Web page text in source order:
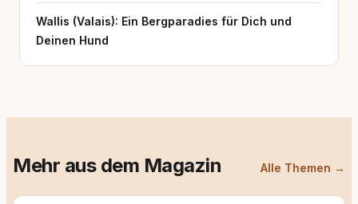
Wallis (Valais): Ein Bergparadies für Dich und
Deinen Hund
Mehr aus dem Magazin Alle Themen →